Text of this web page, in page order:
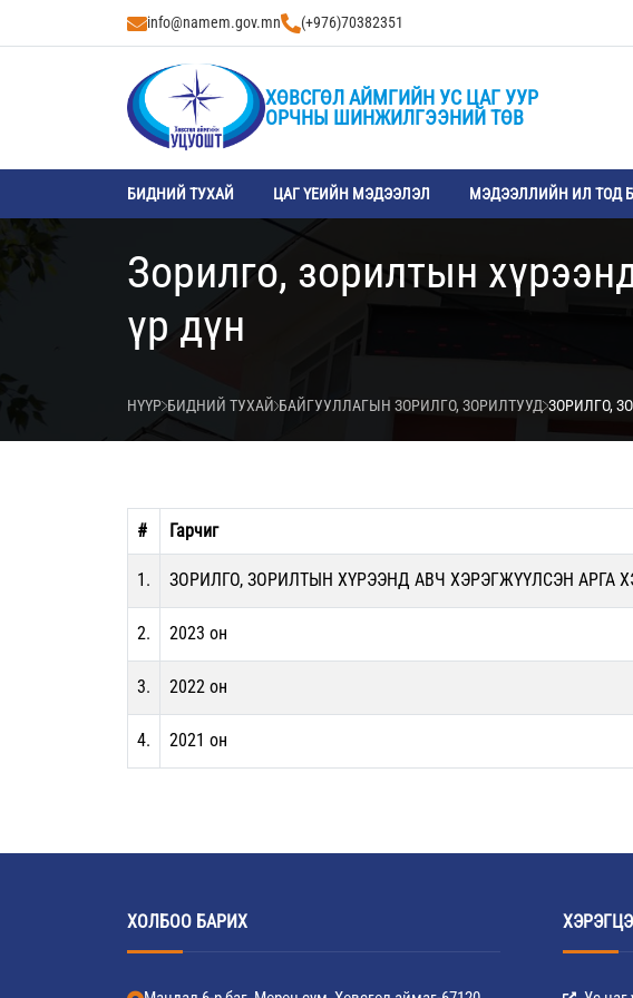
info@namem.gov.mn (+976)70382351
ХӨВСГӨЛ АЙМГИЙН УС ЦАГ УУР
ОРЧНЫ ШИНЖИЛГЭЭНИЙ ТӨВ
БИДНИЙ ТУХАЙ ЦАГ ҮЕИЙН МЭДЭЭЛЭЛ МЭДЭЭЛЛИЙН ИЛ ТОД
Зорилго, зорилтын
үр дүн
НҮҮР БИДНИЙ ТУХАЙ БАЙГУУЛЛАГЫН ЗОРИЛГО, ЗОРИЛТУУД ЗОРИЛГО,
# Гарчиг
1. ЗОРИЛГО, ЗОРИЛТЫН ХҮРЭЭНД АВЧ ХЭРЭГЖҮҮЛСЭН АРГА
2. 2023 он
3. 2022 он
4. 2021 он
ХОЛБОО БАРИХ